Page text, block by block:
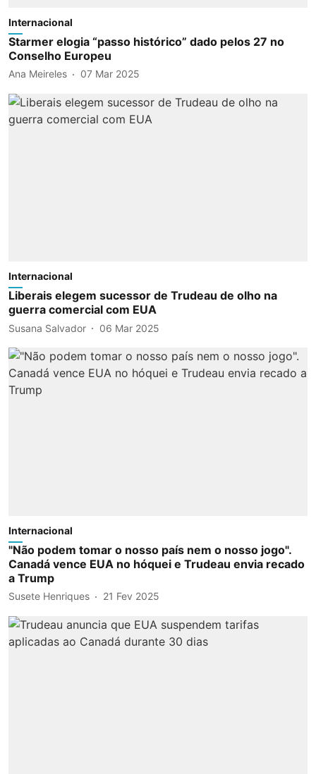
Internacional
Starmer elogia “passo histórico” dado pelos 27 no
Conselho Europeu
Ana Meireles 07 Mar 2025
Internacional
Liberais elegem sucessor de Trudeau de olho na
guerra comercial com EUA
Susana Salvador 06 Mar 2025
Internacional
"Não podem tomar o nosso país nem o nosso jogo".
Canadá vence EUA no hóquei e Trudeau envia recado
a Trump
Susete Henriques 21 Fev 2025